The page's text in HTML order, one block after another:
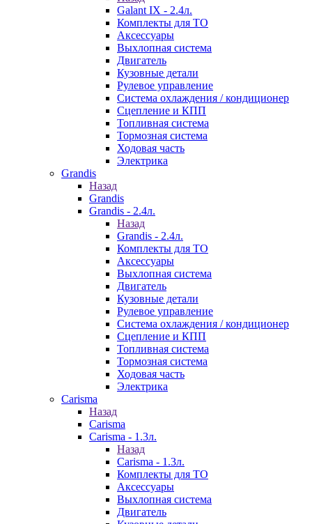
Galant IX - 2.4л.
Комплекты для ТО
Аксессуары
Выхлопная система
Двигатель
Кузовные детали
Рулевое управление
Система охлаждения / кондиционер
Сцепление и КПП
Топливная система
Тормозная система
Ходовая часть
Электрика
Grandis
Назад
Grandis
Grandis - 2.4л.
Назад
Grandis - 2.4л.
Комплекты для ТО
Аксессуары
Выхлопная система
Двигатель
Кузовные детали
Рулевое управление
Система охлаждения / кондиционер
Сцепление и КПП
Топливная система
Тормозная система
Ходовая часть
Электрика
Carisma
Назад
Carisma
Carisma - 1.3л.
Назад
Carisma - 1.3л.
Комплекты для ТО
Аксессуары
Выхлопная система
Двигатель